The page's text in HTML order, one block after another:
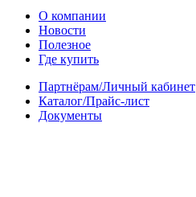
О компании
Новости
Полезное
Где купить
Партнёрам/Личный кабинет
Каталог/Прайс-лист
Документы